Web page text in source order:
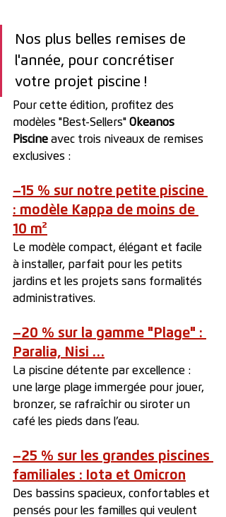
Nos plus belles remises de
l'année, pour concrétiser
votre projet piscine !
Pour cette édition, profitez des
modèles "Best-Sellers" Okeanos
Piscine avec trois niveaux de remises
exclusives :
–15 % sur notre petite piscine
: modèle Kappa de moins de
10 m²
Le modèle compact, élégant et facile
à installer, parfait pour les petits
jardins et les projets sans formalités
administratives.
–20 % sur la gamme "Plage" :
Paralia, Nisi …
La piscine détente par excellence :
une large plage immergée pour jouer,
bronzer, se rafraîchir ou siroter un
café les pieds dans l’eau.
–25 % sur les grandes piscines
familiales : Iota et Omicron
Des bassins spacieux, confortables et
pensés pour les familles qui veulent